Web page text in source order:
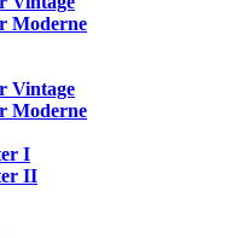
Moderne
Vintage
Moderne
I
II